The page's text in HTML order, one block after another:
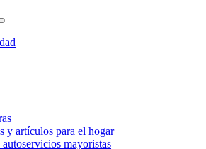
y artículos para el hogar
mayoristas